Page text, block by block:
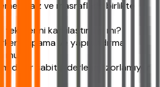
faiz ve masraflarla birlikte
tekliflerini karşılaştırdım mı?
kapama ve yapılandırma
diğer sabit giderlerimi zorlamıyor